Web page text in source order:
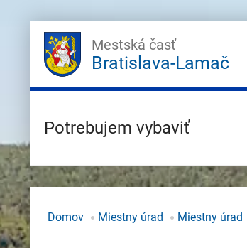
Mestská časť
Bratislava-Lamač
Potrebujem vybaviť
Domov Miestny úrad Miestny úrad